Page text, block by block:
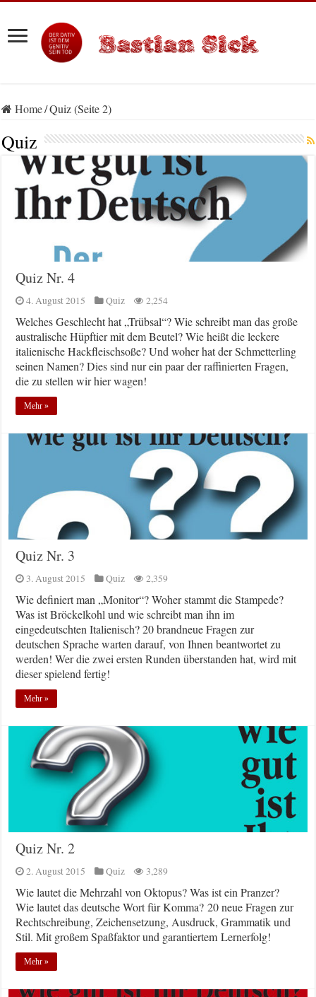
Home/Quiz (Seite 2)
Quiz
Quiz Nr. 4
4. August 2015 Quiz 2,254
Welches Geschlecht hat „Trübsal“? Wie schreibt man das große
australische Hüpftier mit dem Beutel? Wie heißt die leckere
italienische Hackfleischsoße? Und woher hat der Schmetterling
seinen Namen? Dies sind nur ein paar der raffinierten Fragen,
die zu stellen wir hier wagen!
Mehr »
Quiz Nr. 3
3. August 2015 Quiz 2,359
Wie definiert man „Monitor“? Woher stammt die Stampede?
Was ist Bröckelkohl und wie schreibt man ihn im
eingedeutschten Italienisch? 20 brandneue Fragen zur
deutschen Sprache warten darauf, von Ihnen beantwortet zu
werden! Wer die zwei ersten Runden überstanden hat, wird mit
dieser spielend fertig!
Mehr »
Quiz Nr. 2
2. August 2015 Quiz 3,289
Wie lautet die Mehrzahl von Oktopus? Was ist ein Pranzer?
Wie lautet das deutsche Wort für Komma? 20 neue Fragen zur
Rechtschreibung, Zeichensetzung, Ausdruck, Grammatik und
Stil. Mit großem Spaßfaktor und garantiertem Lernerfolg!
Mehr »